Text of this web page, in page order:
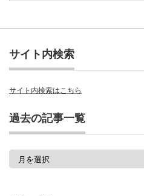
サイト内検索
サイト内検索はこちら
過去の記事一覧